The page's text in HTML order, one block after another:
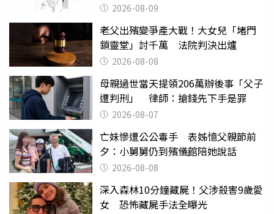
2026-08-09
老父出殯變爭產大戰！大女兒「堵門
鎖靈堂」討千萬 法院判決出爐
2026-08-08
母親過世當天提領206萬辦後事「父子
遭判刑」 律師：搶錢先下手是罪
2026-08-07
亡妹慘遭公公毒手 表姊憶父親節前
夕：小舅舅仍到殯儀館陪她說話
2026-08-08
深入森林10分鐘藏屍！父涉殺害9歲愛
女 恐怖藏屍手法全曝光